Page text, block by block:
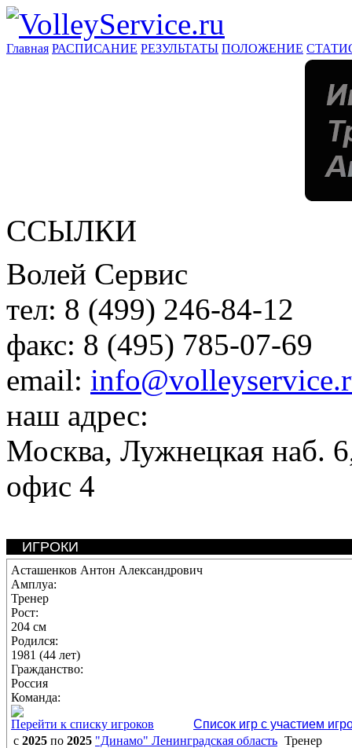
Главная РАСПИСАНИЕ РЕЗУЛЬТАТЫ ПОЛОЖЕНИЕ
ССЫЛКИ
Волей Сервис
тел: 8 (499) 246-84-12
факс: 8 (495) 785-07-69
email:
наш адрес:
Москва, Лужнецкая наб.
офис 4
ИГРОКИ
Асташенков Антон Александрович
Амплуа:
Тренер
Рост:
204 см
Родился:
1981 (44 лет)
Гражданство:
Россия
Команда:
Перейти к списку игроков
Список игр с участием
с 2025 по 2025 "Динамо" Ленинградская область Тренер